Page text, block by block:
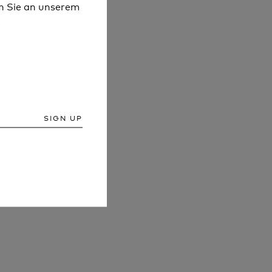
Sie an unserem
SIGN UP
Sie an unserem
SIGN UP